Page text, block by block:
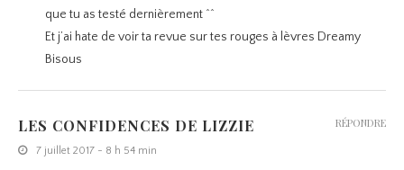
que tu as testé dernièrement ^^
Et j’ai hate de voir ta revue sur tes rouges à lèvres Dreamy
Bisous
LES CONFIDENCES DE LIZZIE
7 juillet 2017 - 8 h 54 min
RÉPONDRE